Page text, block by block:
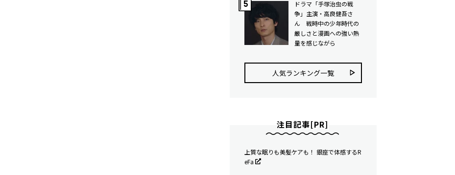
ドラマ「手塚治虫の戦
争」主演・高良健吾さ
ん 戦時中の少年時代の
厳しさと漫画への強い熱
量を感じながら
人気ランキング⼀覧
注目記事[PR]
上質な眠りも美髪ケアも！ 銀座で体感するR
eFa